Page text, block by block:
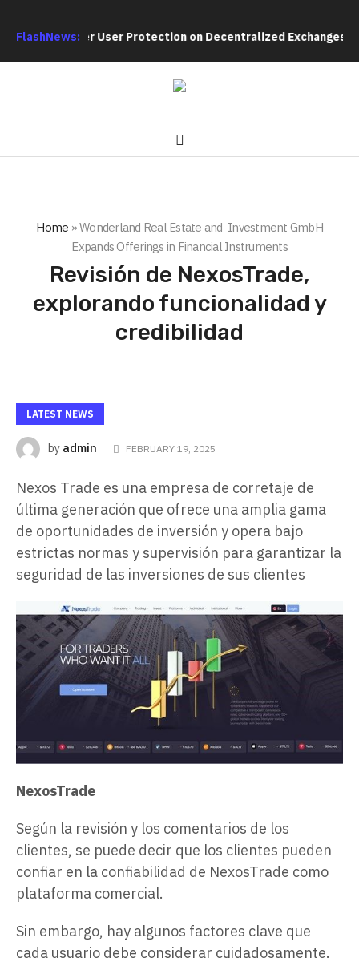
FlashNews:
Over User Protection on Decentralized Exchanges. An Iowa
Home »Wonderland Real Estate and Investment GmbH
Expands Offerings in Financial Instruments
Revisión de NexosTrade,
explorando funcionalidad y
credibilidad
LATEST NEWS
by admin FEBRUARY 19, 2025
Nexos Trade es una empresa de corretaje de
última generación que ofrece una amplia gama
de oportunidades de inversión y opera bajo
estrictas normas y supervisión para garantizar la
seguridad de las inversiones de sus clientes
NexosTrade
Según la revisión y los comentarios de los
clientes, se puede decir que los clientes pueden
confiar en la confiabilidad de NexosTrade como
plataforma comercial.
Sin embargo, hay algunos factores clave que
cada usuario debe considerar cuidadosamente.